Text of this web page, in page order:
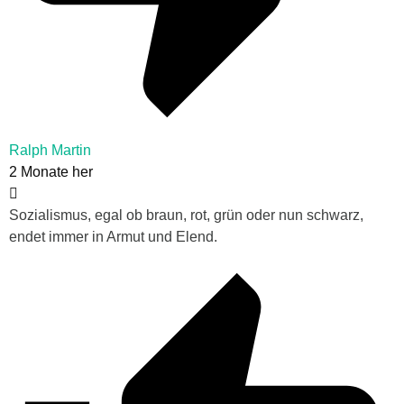
Ralph Martin
2 Monate her
Sozialismus, egal ob braun, rot, grün oder nun schwarz,
endet immer in Armut und Elend.